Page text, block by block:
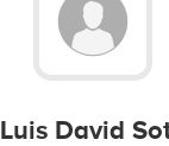
Luis David